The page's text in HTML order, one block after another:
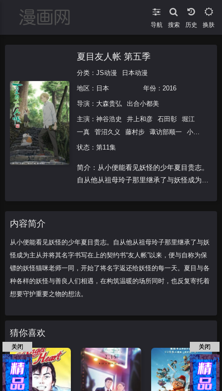
导航 搜索 换肤
夏目友人帐 第五季
分类： JS动漫 日本动漫
地区： 日本 年份： 2016
导演： 大森贵弘 出合小都美
主演： 神谷浩史 井上和彦 石田彰
堀江
一真
菅沼久义 藤村步 诹访部顺一
小林
沙苗
伊藤美纪
状态：第11集
简介：从小便能看见妖怪的少年夏目贵志。
自从他从祖母玲子那里继承了与妖怪成为主
内容简介
从小便能看见妖怪的少年夏目贵志。自从他从祖母玲子那里继承了与妖
怪成为主从并将其名字书写在上的契约书“友人帐”以来，便与自称为保
镖的妖怪猫咪老师一同，开始了将名字返还给妖怪的每一天。夏目与各
种各样的妖怪与善良人们相遇，在构筑温暖的场所同时，也反复寄托着
想要守护重要之物的想法。
猜你喜欢
关闭 关闭